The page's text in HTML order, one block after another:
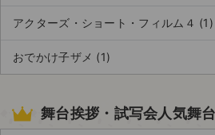
アクターズ・ショート・フィルム４ (1)
おでかけ子ザメ (1)
舞台挨拶・試写会人気舞